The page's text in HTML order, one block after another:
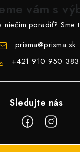
vám s
niečím poradiť? Sme
prisma@prisma.sk
+421 910 950 383